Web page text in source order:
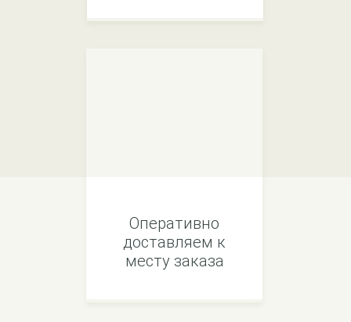
Оперативно
доставляем к
месту заказа